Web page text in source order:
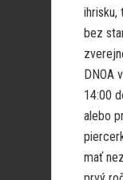
ihrisku,
bez
DNOA
14:00
alebo
mať